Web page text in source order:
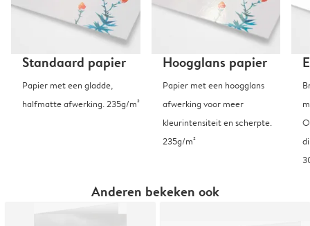
Standaard papier
Papier met een gladde,
halfmatte afwerking. 235g/m²
Hoogglans papier
Papier met een hoogglans
afwerking voor meer
kleurintensiteit en scherpte.
235g/m²
Anderen bekeken ook